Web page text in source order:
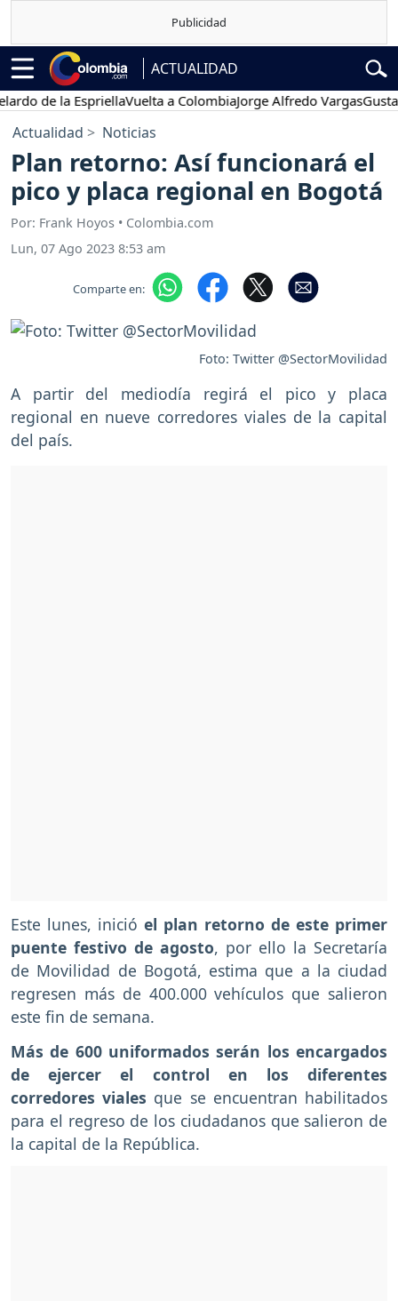
ACTUALIDAD
la EspriellaVuelta a ColombiaJorge Alfredo Vargas Gustavo
Actualidad Noticias
Plan retorno: Así funcionará el
pico y placa regional en Bogotá
Por: Frank Hoyos • Colombia.com
Lun, 07 Ago 2023 8:53 am
Comparte en:
Foto: Twitter @SectorMovilidad
A partir del mediodía regirá el pico y placa
regional en nueve corredores viales de la capital
del país.
Este lunes, inició el plan retorno de este primer
puente festivo de agosto, por ello la Secretaría
de Movilidad de Bogotá, estima que a la ciudad
regresen más de 400.000 vehículos que salieron
este fin de semana.
Más de 600 uniformados serán los encargados
de ejercer el control en los diferentes
corredores viales que se encuentran habilitados
para el regreso de los ciudadanos que salieron de
la capital de la República.